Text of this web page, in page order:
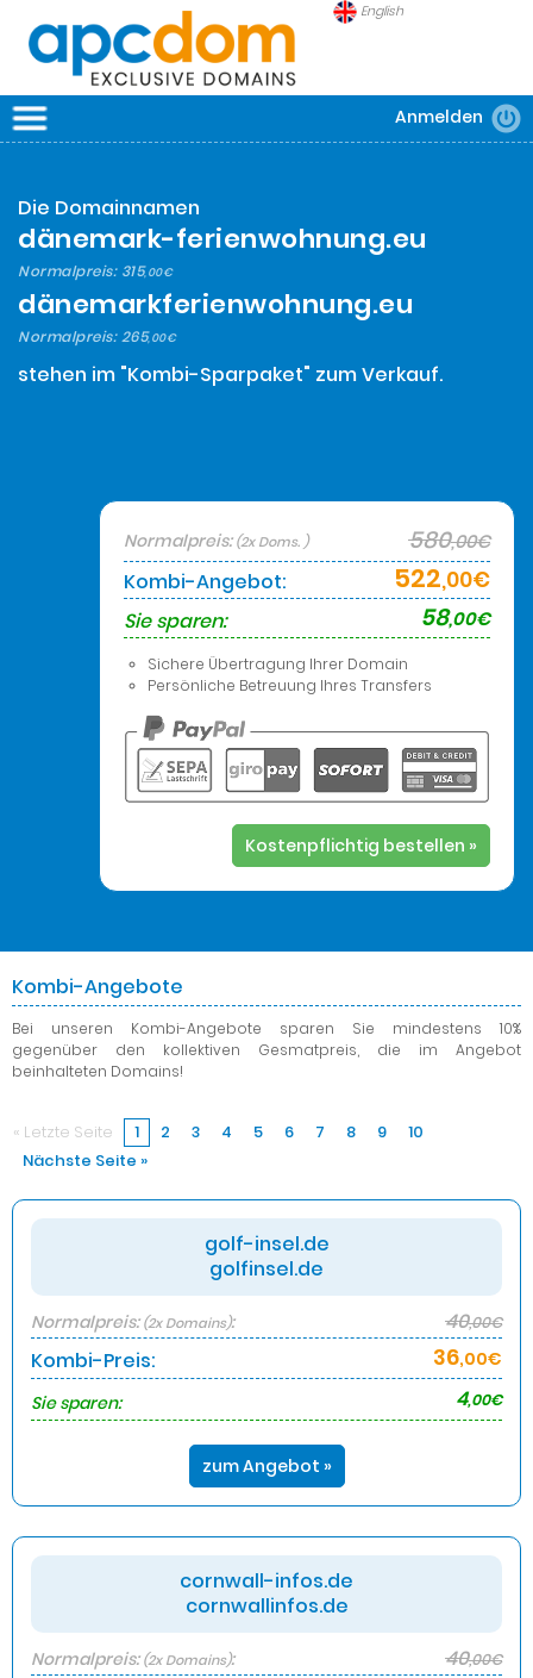
English
SICHERHEIT
Anmelden
Die Domainnamen
dänemark-ferienwohnung.eu
Normalpreis: 315,00€
dänemarkferienwohnung.eu
Normalpreis:265,00€
stehen im "Kombi-Sparpaket" zum Verkauf.
Normalpreis:(2x Doms. ) 580,00€
Kombi-Angebot: 522,00€
Sie sparen: 58,00€
Sichere Übertragung Ihrer Domain
Persönliche Betreuung Ihres Transfers
Kostenpflichtig bestellen »
Kombi-Angebote
Bei unseren Kombi-Angebote sparen Sie mindestens 10%
gegenüber den kollektiven Gesmatpreis, die im Angebot
beinhalteten Domains!
« Letzte Seite 1 2 3 4 5 6 7 8 9
10
Nächste Seite »
golf-insel.de
golfinsel.de
Normalpreis:(2x Domains): 40,00€
Kombi-Preis: 36,00€
Sie sparen:
4,00€
zum Angebot »
cornwall-infos.de
cornwallinfos.de
Normalpreis:(2x Domains): 40,00€